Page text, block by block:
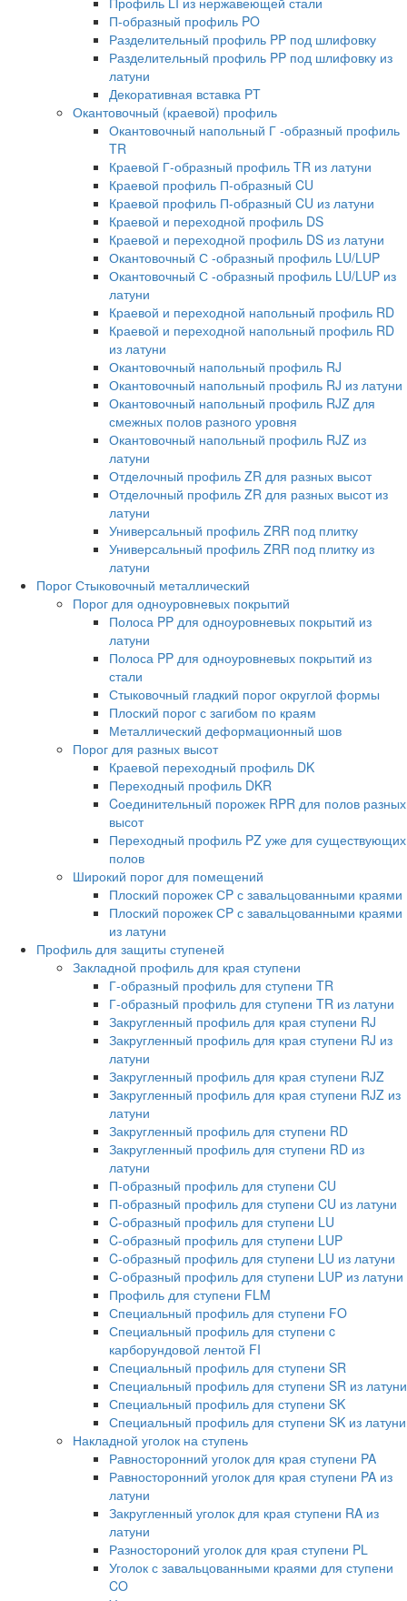
П-образный профиль PO
Разделительный профиль PP под шлифовку
Разделительный профиль PP под шлифовку из
латуни
Декоративная вставка PT
Окантовочный (краевой) профиль
Окантовочный напольный Г -образный профиль
TR
Краевой Г-образный профиль TR из латуни
Краевой профиль П-образный CU
Краевой профиль П-образный CU из латуни
Краевой и переходной профиль DS
Краевой и переходной профиль DS из латуни
Окантовочный С -образный профиль LU/LUP
Окантовочный С -образный профиль LU/LUP из
латуни
Краевой и переходной напольный профиль RD
Краевой и переходной напольный профиль RD
из латуни
Окантовочный напольный профиль RJ
Окантовочный напольный профиль RJ из латуни
Окантовочный напольный профиль RJZ для
смежных полов разного уровня
Окантовочный напольный профиль RJZ из
латуни
Отделочный профиль ZR для разных высот
Отделочный профиль ZR для разных высот из
латуни
Универсальный профиль ZRR под плитку
Универсальный профиль ZRR под плитку из
латуни
Порог Стыковочный металлический
Порог для одноуровневых покрытий
Полоса PP для одноуровневых покрытий из
латуни
Полоса PP для одноуровневых покрытий из
стали
Стыковочный гладкий порог округлой формы
Плоский порог с загибом по краям
Металлический деформационный шов
Порог для разных высот
Краевой переходный профиль DK
Переходный профиль DKR
Cоединительный порожек RPR для полов разных
высот
Переходный профиль PZ уже для существующих
полов
Широкий порог для помещений
Плоский порожек СP с завальцованными краями
Плоский порожек СP с завальцованными краями
из латуни
Профиль для защиты ступеней
Закладной профиль для края ступени
Г-образный профиль для ступени TR
Г-образный профиль для ступени TR из латуни
Закругленный профиль для края ступени RJ
Закругленный профиль для края ступени RJ из
латуни
Закругленный профиль для края ступени RJZ
Закругленный профиль для края ступени RJZ из
латуни
Закругленный профиль для ступени RD
Закругленный профиль для ступени RD из
латуни
П-образный профиль для ступени CU
П-образный профиль для ступени CU из латуни
C-образный профиль для ступени LU
C-образный профиль для ступени LUP
C-образный профиль для ступени LU из латуни
C-образный профиль для ступени LUP из латуни
Профиль для ступени FLM
Специальный профиль для ступени FO
Специальный профиль для ступени c
карборундовой лентой FI
Специальный профиль для ступени SR
Специальный профиль для ступени SR из латуни
Специальный профиль для ступени SK
Специальный профиль для ступени SK из латуни
Накладной уголок на ступень
Равносторонний уголок для края ступени PA
Равносторонний уголок для края ступени PA из
латуни
Закругленный уголок для края ступени RA из
латуни
Разностороний уголок для края ступени PL
Уголок с завальцованными краями для ступени
CO